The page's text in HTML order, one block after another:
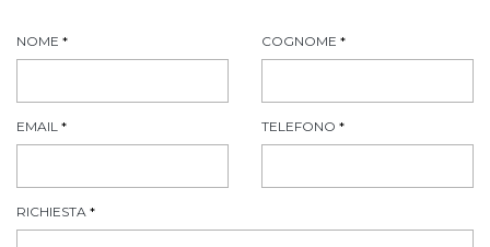
NOME * COGNOME *
EMAIL * TELEFONO *
RICHIESTA *